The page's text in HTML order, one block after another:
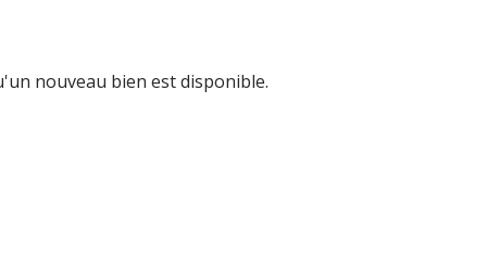
nouveau bien est disponible.